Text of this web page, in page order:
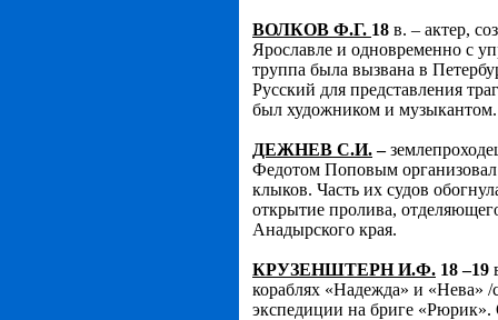
ВОЛКОВ Ф.Г. 18 в. – актер,
Ярославле и одновременно с
труппа была вызвана в
Русский для представления
был художником и музыкантом.
ДЕЖНЕВ С.И.–
Федотом Поповым
клыков. Часть их судов
открытие пролива,
Анадырского края.
КРУЗЕНШТЕРН И.Ф. 18 –19
кораблях «Надежда» и «Нева»
экспедиции на бриге «Рюрик».